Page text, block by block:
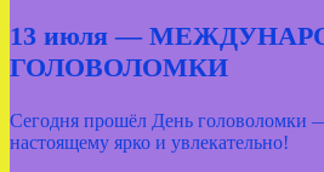
13 июля —
ГОЛОВОЛОМКИ
Сегодня прошёл День головоломки
настоящему ярко и увлекательно!